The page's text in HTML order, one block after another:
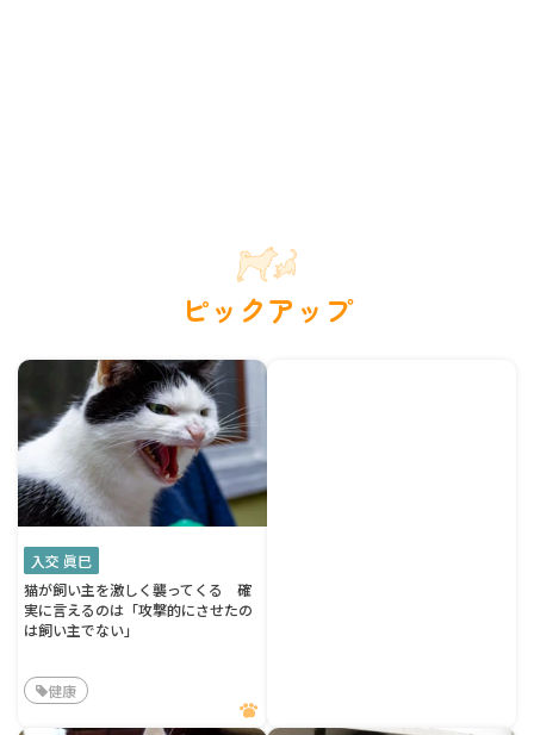
ピックアップ
入交 眞巳
猫が飼い主を激しく襲ってくる 確
実に言えるのは「攻撃的にさせたの
は飼い主でない」
健康